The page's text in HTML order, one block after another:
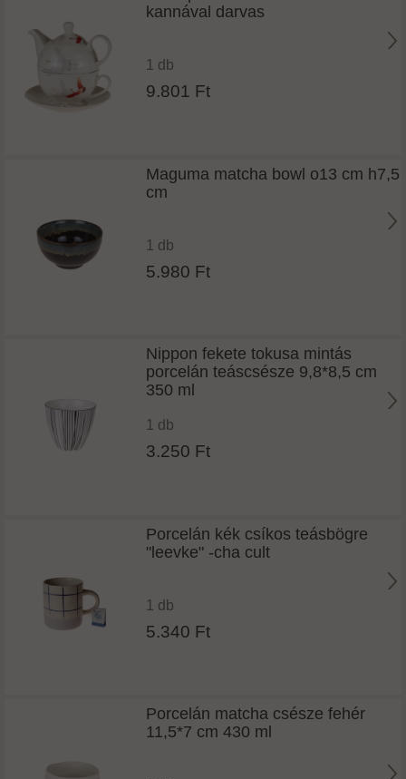
kannával darvas
1 db
9.801 Ft
Maguma matcha bowl o13 cm h7,5
cm
1 db
5.980 Ft
Nippon fekete tokusa mintás
porcelán teáscsésze 9,8*8,5 cm
350 ml
1 db
3.250 Ft
Porcelán kék csíkos teásbögre
"leevke" -cha cult
1 db
5.340 Ft
Porcelán matcha csésze fehér
11,5*7 cm 430 ml